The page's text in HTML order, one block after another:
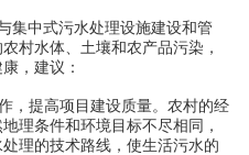
集中式污水处理设施建设和管
村水体、土壤和农产品污染，
，建议：
，提高项目建设质量。农村的经
理条件和环境目标不尽相同，
理的技术路线，使生活污水的